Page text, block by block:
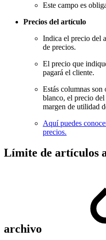
Este campo es
Precios del artículo
Indica el precio del
de precios.
El precio que
pagará el cliente.
Estás columnas son
blanco, el precio del
margen de utilidad
Aquí puedes
precios.
Límite de artículos
archivo